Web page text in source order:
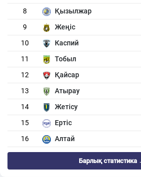
8
Қызылжар
9
Жеңіс
10
Каспий
11
Тобыл
12
Қайсар
13
Атырау
14
Жетісу
15
Ертіс
16
Алтай
Барлық статистика